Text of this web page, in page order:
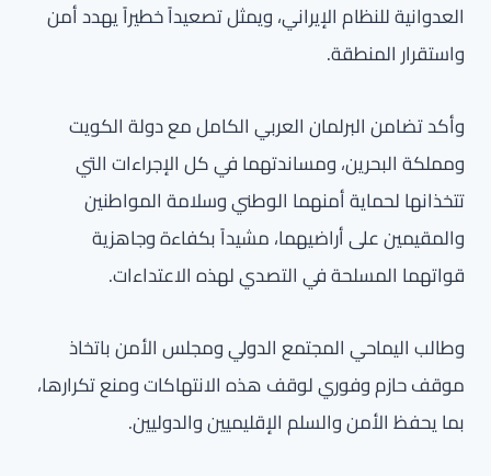
العدوانية للنظام الإيراني، ويمثل تصعيداً خطيراً يهدد أمن
واستقرار المنطقة.
وأكد تضامن البرلمان العربي الكامل مع دولة الكويت
ومملكة البحرين، ومساندتهما في كل الإجراءات التي
تتخذانها لحماية أمنهما الوطني وسلامة المواطنين
والمقيمين على أراضيهما، مشيداً بكفاءة وجاهزية
قواتهما المسلحة في التصدي لهذه الاعتداءات.
وطالب اليماحي المجتمع الدولي ومجلس الأمن باتخاذ
موقف حازم وفوري لوقف هذه الانتهاكات ومنع تكرارها،
بما يحفظ الأمن والسلم الإقليميين والدوليين.